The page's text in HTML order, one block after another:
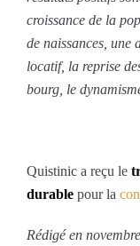
croissance de la
de naissances, une
locatif, la reprise
bourg, le
Quistinic a reçu le
durable pour la
Rédigé en